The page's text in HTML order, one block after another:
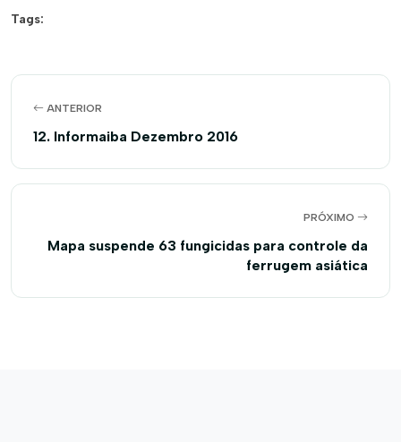
Tags:
ANTERIOR
12. Informaiba Dezembro 2016
PRÓXIMO
Mapa suspende 63 fungicidas para controle da
ferrugem asiática